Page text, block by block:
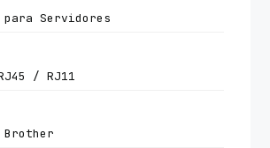
para Servidores
/ RJ11
Brother